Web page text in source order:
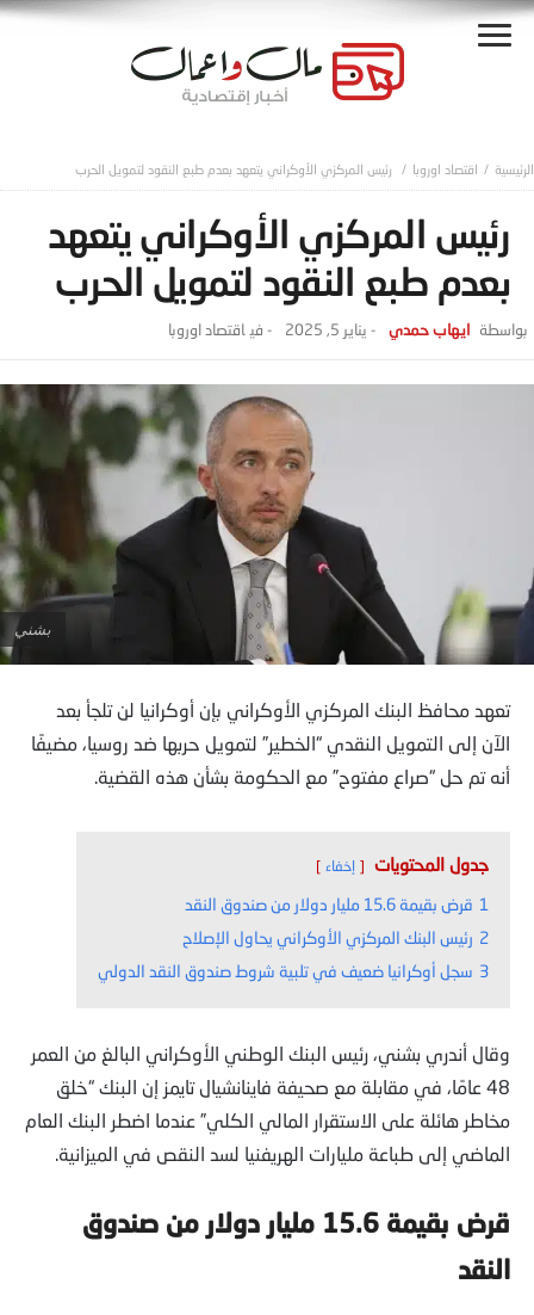
اقتصاد اوروبا رئيس المركزي الأوكراني يتعهد بعدم طبع النقود لتمويل الحرب
رئيس المركزي الأوكراني يتعهد
بعدم طبع النقود لتمويل الحرب
ايهاب حمدي - يناير 5, 2025 - ‎في اقتصاد اوروبا
بشني
تعهد محافظ البنك المركزي الأوكراني بإن أوكرانيا لن تلجأ بعد
الآن إلى التمويل النقدي “الخطير” لتمويل حربها ضد روسيا، مضيفًا
أنه تم حل “صراع مفتوح” مع الحكومة بشأن هذه القضية.
جدول المحتويات إخفاء
1 قرض بقيمة 15.6 مليار دولار من صندوق النقد
2 رئيس البنك المركزي الأوكراني يحاول الإصلاح
3 سجل أوكرانيا ضعيف في تلبية شروط صندوق النقد الدولي
وقال أندري بشني، رئيس البنك الوطني الأوكراني البالغ من العمر
48 عامًا، في مقابلة مع صحيفة فاينانشيال تايمز إن البنك “خلق
مخاطر هائلة على الاستقرار المالي الكلي” عندما اضطر البنك العام
الماضي إلى طباعة مليارات الهريفنيا لسد النقص في الميزانية.
قرض بقيمة 15.6 مليار دولار من صندوق
النقد